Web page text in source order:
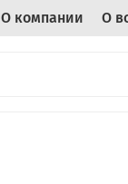
О компании О